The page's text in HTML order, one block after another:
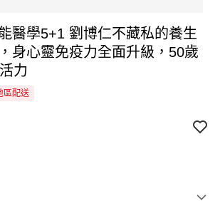
醫學5+1 劉博仁不藏私的養生
身心靈免疫力全面升級，50歲
力
區配送